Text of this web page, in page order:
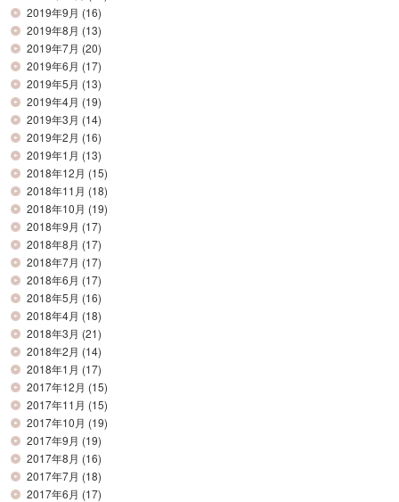
2019年9月 (16)
2019年8月 (13)
2019年7月 (20)
2019年6月 (17)
2019年5月 (13)
2019年4月 (19)
2019年3月 (14)
2019年2月 (16)
2019年1月 (13)
2018年12月 (15)
2018年11月 (18)
2018年10月 (19)
2018年9月 (17)
2018年8月 (17)
2018年7月 (17)
2018年6月 (17)
2018年5月 (16)
2018年4月 (18)
2018年3月 (21)
2018年2月 (14)
2018年1月 (17)
2017年12月 (15)
2017年11月 (15)
2017年10月 (19)
2017年9月 (19)
2017年8月 (16)
2017年7月 (18)
2017年6月 (17)